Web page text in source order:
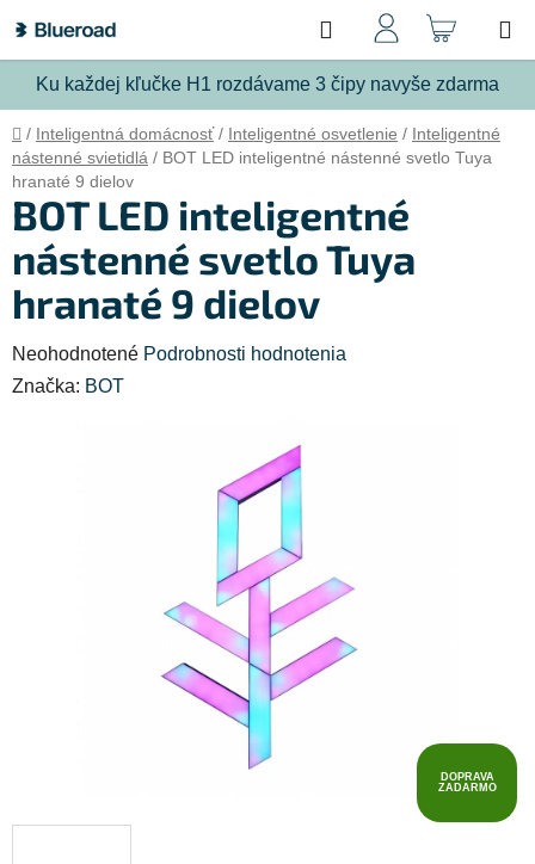
na
obsah
Ku každej kľučke H1 rozdávame 3 čipy navyše zdarma
Hľadať
Domov
/ Inteligentná domácnosť / Inteligentné osvetlenie / Inteligentné
nástenné svietidlá / BOT LED inteligentné nástenné svetlo Tuya
hranaté 9 dielov
BOT LED inteligentné
nástenné svetlo Tuya
hranaté 9 dielov
Priemerné
hodnotenie
Neohodnotené Podrobnosti hodnotenia
Značka: BOT
DOPRAVA
ZADARMO